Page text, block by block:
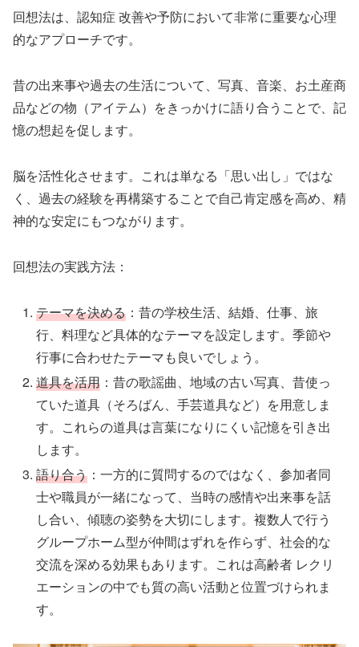
回想法は、認知症 改善や予防において非常に重要な心理
的なアプローチです。
昔の出来事や過去の生活について、写真、音楽、お土産商
品などの物（アイテム）をきっかけに語り合うことで、記
憶の想起を促します。
脳を活性化させます。これは単なる「思い出し」ではな
く、過去の経験を再構築することで自己肯定感を高め、精
神的な安定にもつながります。
回想法の実践方法：
テーマを決める ：昔の学校生活、結婚、仕事、旅
行、料理など具体的なテーマを設定します。季節や
行事に合わせたテーマも良いでしょう。
道具を活用 ：昔の歌謡曲、地域の古い写真、昔使っ
ていた道具（そろばん、手芸道具など）を用意しま
す。これらの道具は言葉になりにくい記憶を引き出
します。
語り合う ：一方的に質問するのではなく、参加者同
士や職員が一緒になって、当時の感情や出来事を話
し合い、傾聴の姿勢を大切にします。複数人で行う
グループホーム型が仲間はずれを作らず、社会的な
交流を深める効果もあります。これは高齢者 レクリ
エーションの中でも質の高い活動と位置づけられま
す。